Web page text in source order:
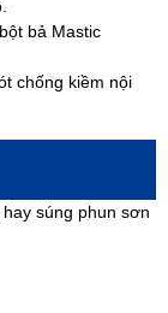
bả Mastic
chống kiềm nội
súng phun sơn